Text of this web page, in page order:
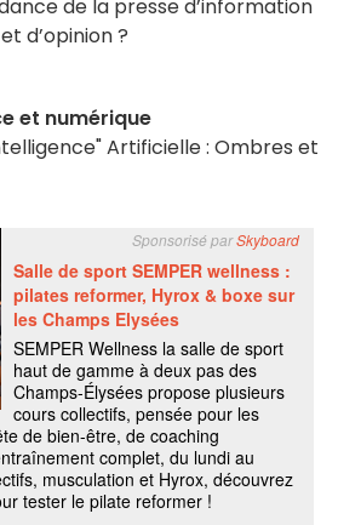
de la presse d’information
d’opinion ?
et numérique
Artificielle : Ombres et